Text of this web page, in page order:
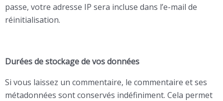
passe, votre adresse IP sera incluse dans l’e-mail de
réinitialisation.
Durées de stockage de vos données
Si vous laissez un commentaire, le commentaire et ses
métadonnées sont conservés indéfiniment. Cela permet